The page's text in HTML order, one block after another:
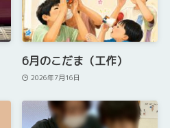
6月のこだま（工作）
2026年7月16日